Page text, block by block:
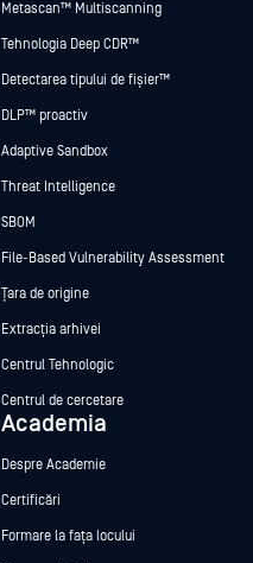
Metascan™ Multiscanning
Tehnologia Deep CDR™
Detectarea tipului de fișier™
DLP™ proactiv
Adaptive Sandbox
Threat Intelligence
SBOM
File-Based Vulnerability Assessment
Țara de origine
Extracția arhivei
Centrul Tehnologic
Centrul de cercetare
Academia
Despre Academie
Certificări
Formare la fața locului